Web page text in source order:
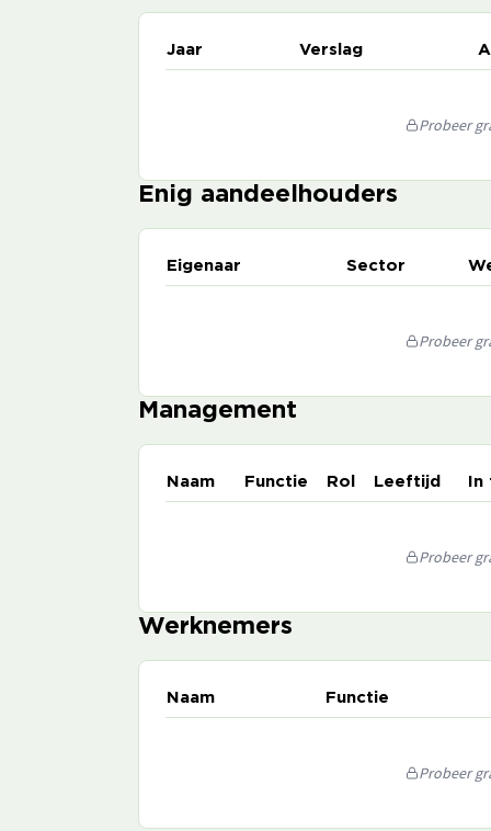
Jaar Verslag
Probeer
Enig aandeelhouders
Eigenaar Sector
Probeer
Management
Naam Functie Rol Leeftijd
Probeer
Werknemers
Naam Functie
Probeer